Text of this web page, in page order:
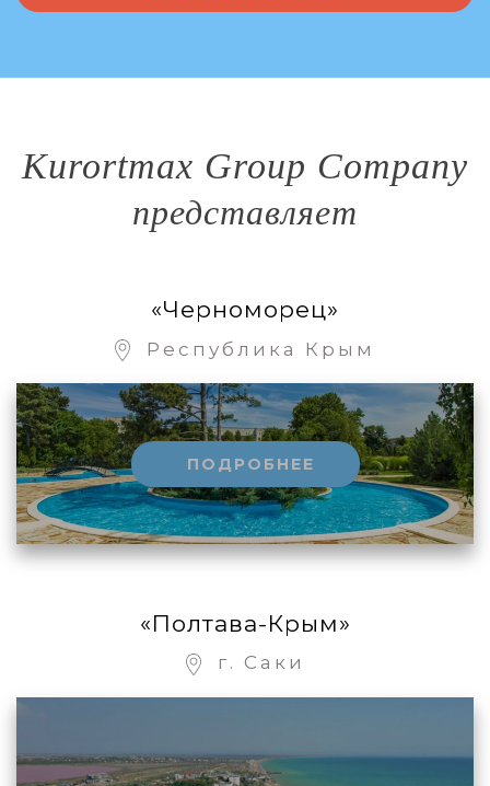
Kurortmax Group Company
представляет
«Черноморец»
Республика Крым
ПОДРОБНЕЕ
«Полтава-Крым»
г. Саки